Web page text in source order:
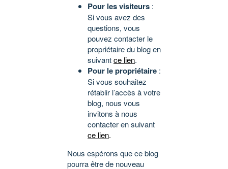
Pour les visiteurs :
Si vous avez des
questions, vous
pouvez contacter le
propriétaire du blog en
suivantce lien.
Pour le propriétaire :
Si vous souhaitez
rétablir l’accès à votre
blog, nous vous
invitons à nous
contacter en suivant
ce lien.
Nous espérons que ce blog
pourra être de nouveau